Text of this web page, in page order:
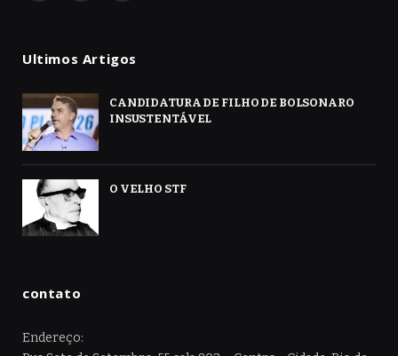
Ultimos Artigos
CANDIDATURA DE FILHO DE BOLSONARO
INSUSTENTÁVEL
O VELHO STF
contato
Endereço: